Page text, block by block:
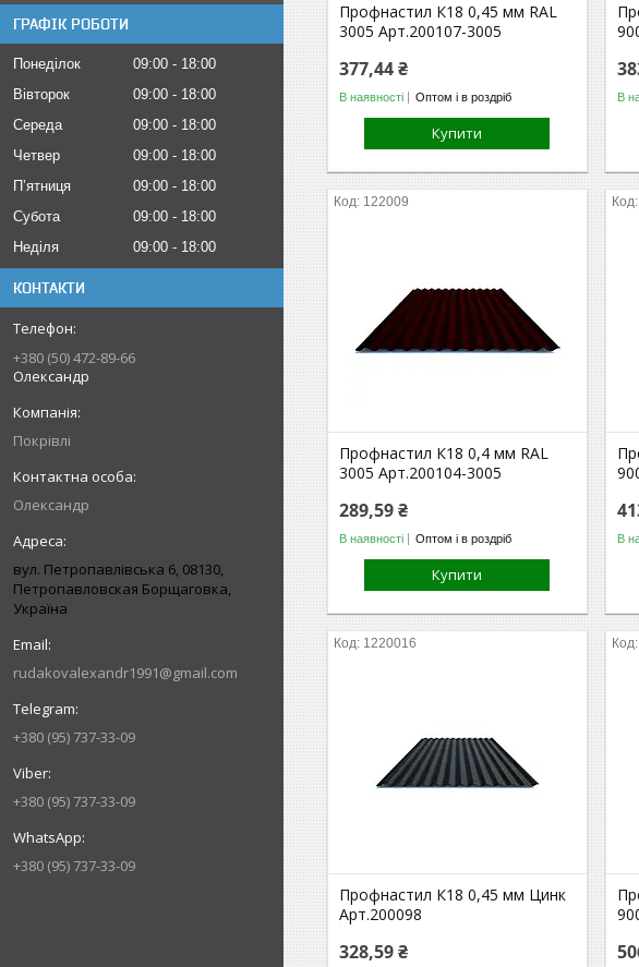
ГРАФІК РОБОТИ
Понеділок 09:00
18:00
Вівторок
09:00
18:00
Середа
09:00
18:00
Четвер
09:00
18:00
Пʼятниця
09:00
18:00
Субота
09:00
18:00
Неділя
09:00 18:00
КОНТАКТИ
+380 (50) 472-89-66
Олександр
Покрівлі
Олександр
вул. Петропавлівська 6, 08130,
Петропавловская Борщаговка,
Україна
rudakovalexandr1991@gmail.com
+380 (95) 737-33-09
+380 (95) 737-33-09
+380 (95) 737-33-09
Профнастил К18 0,45 мм RAL
3005 Арт.200107-3005
377,44 ₴
В наявності Оптом і в роздріб
Купити
В
122009
Профнастил К18 0,4 мм RAL
3005 Арт.200104-3005
289,59 ₴
В наявності Оптом і в роздріб
Купити
В
1220016
Профнастил К18 0,45 мм Цинк
Арт.200098
328,59 ₴